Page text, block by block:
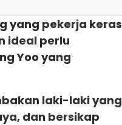
yang pekerja keras
ideal perlu
Yoo yang
laki-laki yang
dan bersikap